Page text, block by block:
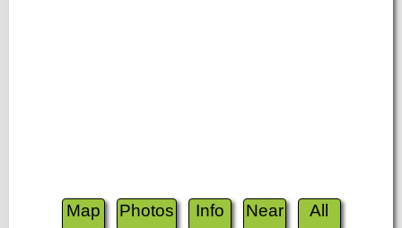
Map Photos Info Near All